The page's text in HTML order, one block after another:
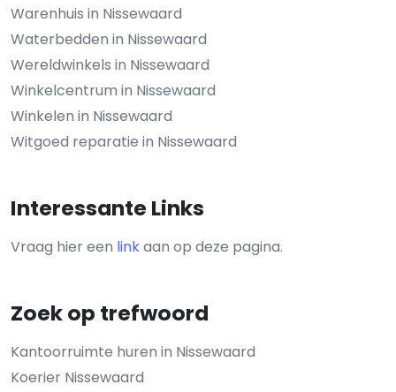
Warenhuis in Nissewaard
Waterbedden in Nissewaard
Wereldwinkels in Nissewaard
Winkelcentrum in Nissewaard
Winkelen in Nissewaard
Witgoed reparatie in Nissewaard
Interessante Links
Vraag hier een linkaan op deze pagina.
Zoek op trefwoord
Kantoorruimte huren in Nissewaard
Koerier Nissewaard